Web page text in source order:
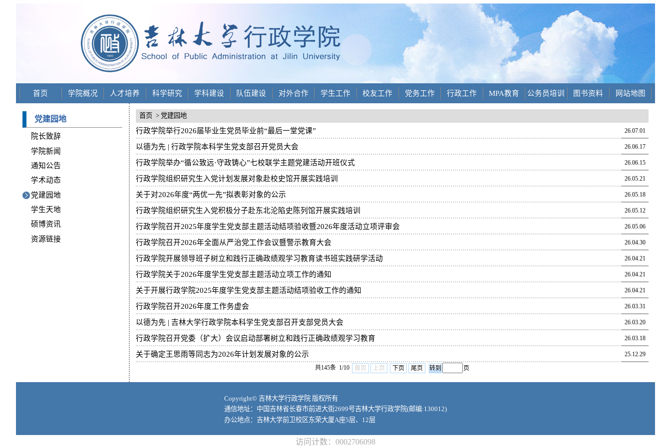
首页 学院概况 人才培养 科学研究 学科建设 队伍建设 对外合作 学生工作 校友工作 党务工作 行政工作 MPA教育 公务员培训 图书资料 网站地图
党建园地
院长致辞
学院新闻
通知公告
学术动态
党建园地
学生天地
硕博资讯
资源链接
首页 > 党建园地
行政学院举行2026届毕业生党员毕业前“最后一堂党课” 26.07.01
以德为先 | 行政学院本科学生党支部召开党员大会 26.06.17
行政学院举办“循公致远·守政铸心”七校联学主题党建活动开班仪式 26.06.15
行政学院组织研究生入党计划发展对象赴校史馆开展实践培训 26.05.21
关于对2026年度“两优一先”拟表彰对象的公示 26.05.18
行政学院组织研究生入党积极分子赴东北沦陷史陈列馆开展实践培训 26.05.12
行政学院召开2025年度学生党支部主题活动结项验收暨2026年度活动立项评审会 26.05.06
行政学院召开2026年全面从严治党工作会议暨警示教育大会 26.04.30
行政学院开展领导班子树立和践行正确政绩观学习教育读书班实践研学活动 26.04.21
行政学院关于2026年度学生党支部主题活动立项工作的通知 26.04.21
关于开展行政学院2025年度学生党支部主题活动结项验收工作的通知 26.04.21
行政学院召开2026年度工作务虚会 26.03.31
以德为先 | 吉林大学行政学院本科学生党支部召开支部党员大会 26.03.20
行政学院召开党委（扩大）会议启动部署树立和践行正确政绩观学习教育 26.03.18
关于确定王思雨等同志为2026年计划发展对象的公示
25.12.29
共145条 1/10
首页 上页 下页 尾页 页
Copyright© 吉林大学行政学院 版权所有
通信地址：中国吉林省长春市前进大街2699号吉林大学行政学院(邮编:130012)
办公地点：吉林大学前卫校区东荣大厦A座5层、12层
访问计数： 0002706098